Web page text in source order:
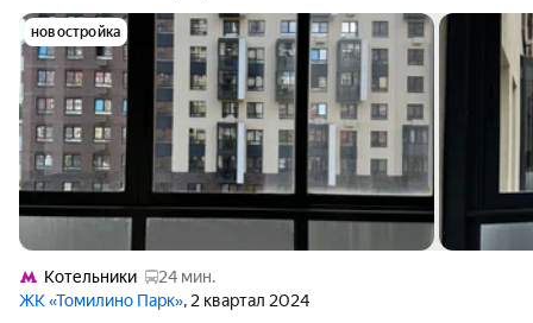
новостройка
Котельники
24 мин.
ЖК «Томилино Парк», 2 квартал 2024